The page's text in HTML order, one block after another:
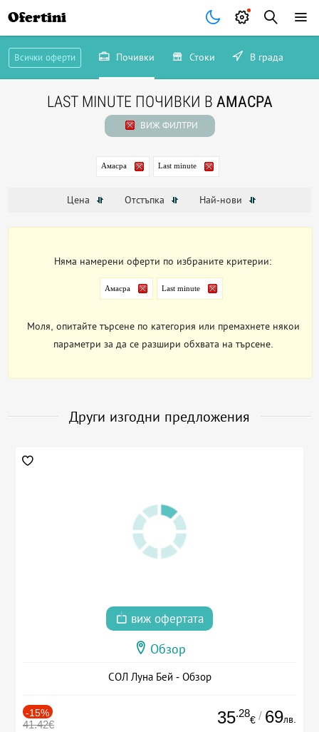
Ofertini
Всички оферти Почивки Стоки В града
LAST MINUTE ПОЧИВКИ В АМАСРА
ВИЖ ФИЛТРИ
Амасра Last minute
Цена Отстъпка Най-нови
Няма намерени оферти по избраните критерии:
Амасра Last minute
Моля, опитайте търсене по категория или премахнете някои
параметри за да се разшири обхвата на търсене.
Други изгодни предложения
виж офертата
Обзор
СОЛ Луна Бей - Обзор
-15%
41.42€ 35.28
€ / 69лв.